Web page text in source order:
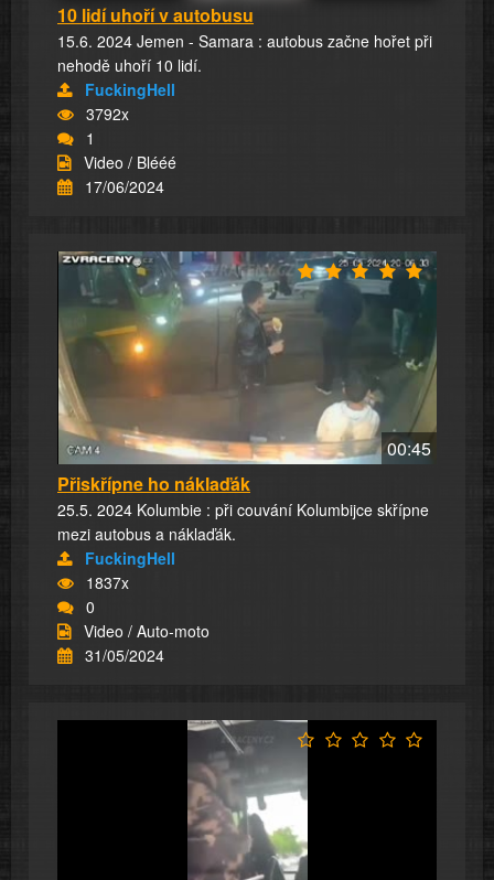
10 lidí uhoří v autobusu
15.6. 2024 Jemen - Samara : autobus začne hořet při
nehodě uhoří 10 lidí.
FuckingHell
3792x
1
Video / Blééé
17/06/2024
00:45
Přiskřípne ho náklaďák
25.5. 2024 Kolumbie : při couvání Kolumbijce skřípne
mezi autobus a náklaďák.
FuckingHell
1837x
0
Video / Auto-moto
31/05/2024